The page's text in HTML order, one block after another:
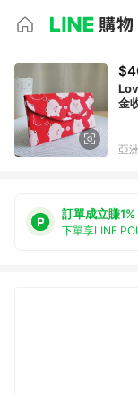
金
亞
訂單成立賺1%
下單享LINE